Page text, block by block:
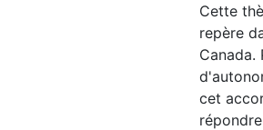
Cette
repère
Canada.
cet